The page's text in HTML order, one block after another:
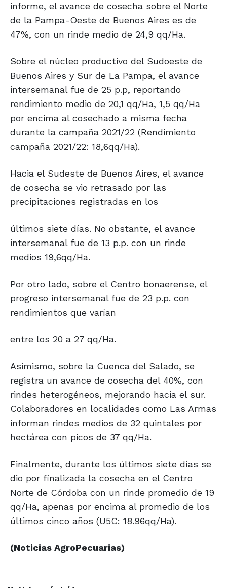
informe, el avance de cosecha sobre el Norte
de la Pampa-Oeste de Buenos Aires es de
47%, con un rinde medio de 24,9 qq/Ha.
Sobre el núcleo productivo del Sudoeste de
Buenos Aires y Sur de La Pampa, el avance
intersemanal fue de 25 p.p, reportando
rendimiento medio de 20,1 qq/Ha, 1,5 qq/Ha
por encima al cosechado a misma fecha
durante la campaña 2021/22 (Rendimiento
campaña 2021/22: 18,6qq/Ha).
Hacia el Sudeste de Buenos Aires, el avance
de cosecha se vio retrasado por las
precipitaciones registradas en los
últimos siete días. No obstante, el avance
intersemanal fue de 13 p.p. con un rinde
medios 19,6qq/Ha.
Por otro lado, sobre el Centro bonaerense, el
progreso intersemanal fue de 23 p.p. con
rendimientos que varían
entre los 20 a 27 qq/Ha.
Asimismo, sobre la Cuenca del Salado, se
registra un avance de cosecha del 40%, con
rindes heterogéneos, mejorando hacia el sur.
Colaboradores en localidades como Las Armas
informan rindes medios de 32 quintales por
hectárea con picos de 37 qq/Ha.
Finalmente, durante los últimos siete días se
dio por finalizada la cosecha en el Centro
Norte de Córdoba con un rinde promedio de 19
qq/Ha, apenas por encima al promedio de los
últimos cinco años (U5C: 18.96qq/Ha).
(Noticias AgroPecuarias)